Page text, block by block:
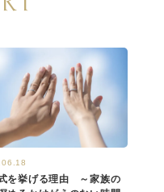
を挙げる理由 ～家族の